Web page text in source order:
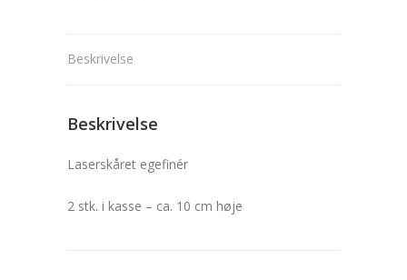
Beskrivelse
Beskrivelse
Laserskåret egefinér
2 stk. i kasse – ca. 10 cm høje